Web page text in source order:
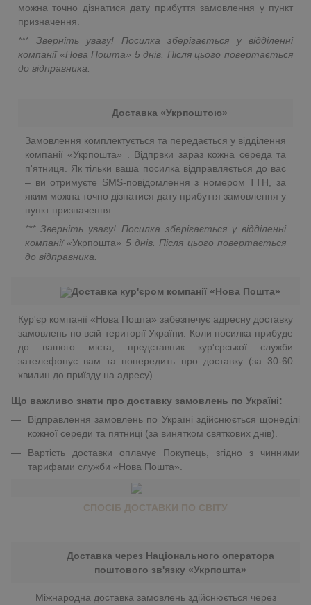
можна точно дізнатися дату прибуття замовлення у пункт
призначення.
*** Зверніть увагу! Посилка зберігається у відділенні
компанії «Нова Пошта» 5 днів. Після цього повертається
до відправника.
Доставка «Укрпоштою»
Замовлення комплектується та передається у відділення
компанії «Укрпошта» . Відпрвки зараз кожна середа та
п'ятниця. Як тільки ваша посилка відправляється до вас
– ви отримуєте SMS-повідомлення з номером ТТН, за
яким можна точно дізнатися дату прибуття замовлення у
пункт призначення.
*** Зверніть увагу! Посилка зберігається у відділенні
компанії «Укрпошта» 5 днів. Після цього повертається
до відправника.
Доставка кур'єром компанії «Нова Пошта»
Кур'єр компанії «Нова Пошта» забезпечує адресну доставку
замовлень по всій території України. Коли посилка прибуде
до вашого міста, представник кур'єрської служби
зателефонує вам та попередить про доставку (за 30-60
хвилин до приїзду на адресу).
Що важливо знати про доставку замовлень по Україні:
Відправлення замовлень по Україні здійснюється щонеділі
кожної середи та пятниці (за винятком святкових днів).
Вартість доставки оплачує Покупець, згідно з чинними
тарифами служби «Нова Пошта».
СПОСІБ ДОСТАВКИ ПО СВІТУ
Доставка через Національного оператора
поштового зв'язку «Укрпошта»
Міжнародна доставка замовлень здійснюється через